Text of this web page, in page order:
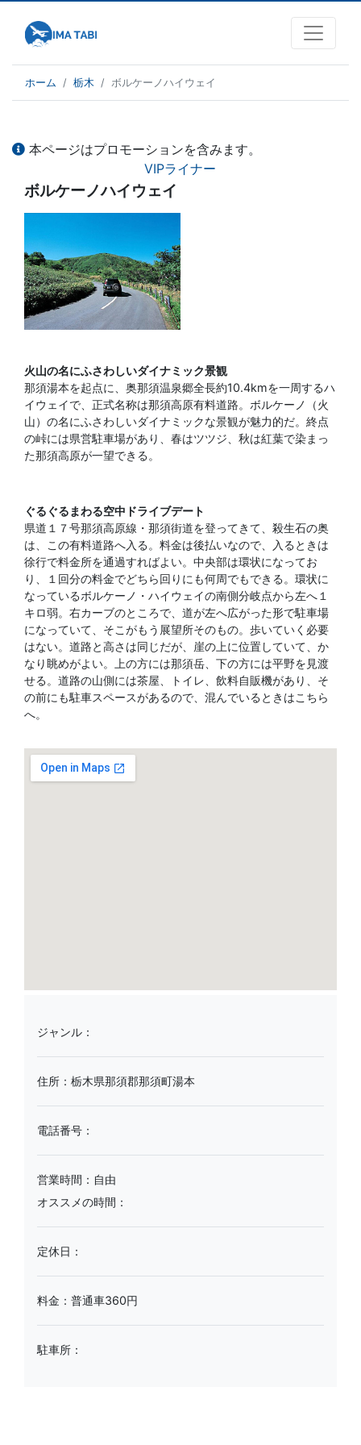
ホーム 栃木 ボルケーノハイウェイ
本ページはプロモーションを含みます。
VIPライナー
ボルケーノハイウェイ
火山の名にふさわしいダイナミック景観
那須湯本を起点に、奥那須温泉郷全長約10.4kmを一周するハ
イウェイで、正式名称は那須高原有料道路。ボルケーノ（火
山）の名にふさわしいダイナミックな景観が魅力的だ。終点
の峠には県営駐車場があり、春はツツジ、秋は紅葉で染まっ
た那須高原が一望できる。
ぐるぐるまわる空中ドライブデート
県道１７号那須高原線・那須街道を登ってきて、殺生石の奥
は、この有料道路へ入る。料金は後払いなので、入るときは
徐行で料金所を通過すればよい。中央部は環状になってお
り、１回分の料金でどちら回りにも何周でもできる。環状に
なっているボルケーノ・ハイウェイの南側分岐点から左へ１
キロ弱。右カーブのところで、道が左へ広がった形で駐車場
になっていて、そこがもう展望所そのもの。歩いていく必要
はない。道路と高さは同じだが、崖の上に位置していて、か
なり眺めがよい。上の方には那須岳、下の方には平野を見渡
せる。道路の山側には茶屋、トイレ、飲料自販機があり、そ
の前にも駐車スペースがあるので、混んでいるときはこちら
へ。
ジャンル：
住所：栃木県那須郡那須町湯本
電話番号：
営業時間：自由
オススメの時間：
定休日：
料金：普通車360円
駐車所：